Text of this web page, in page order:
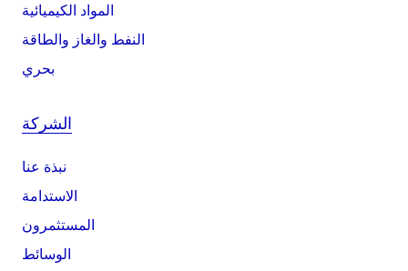
المواد الكيميائية
النفط والغاز والطاقة
بحري
الشركة
نبذة عنا
الاستدامة
المستثمرون
الوسائط